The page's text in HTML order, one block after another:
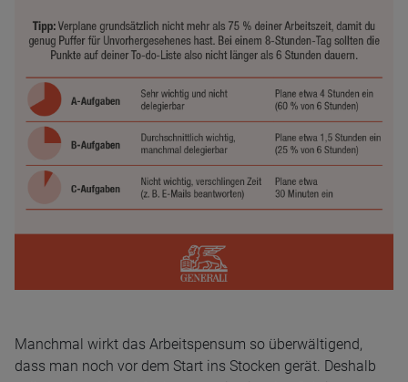
Manchmal wirkt das Arbeitspensum so überwältigend,
dass man noch vor dem Start ins Stocken gerät. Deshalb